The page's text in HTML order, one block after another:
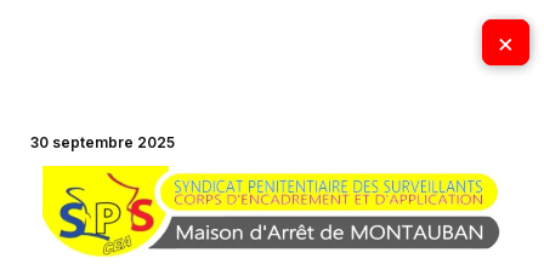
×
30 septembre 2025
×